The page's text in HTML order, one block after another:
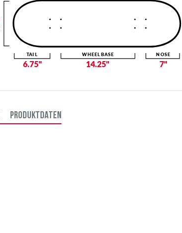
PRODUKTDATEN
14.25"
WHEELBASE
7"
NOSE
6.75"
TAIL